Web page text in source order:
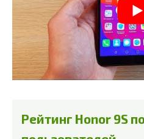
Рейтинг Honor 9S